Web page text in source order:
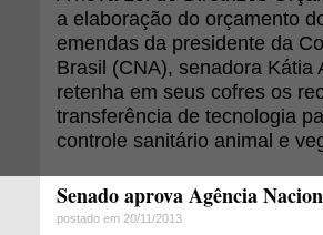
a elaboração do orçamento
emendas da presidente da
Brasil (CNA), senadora
retenha em seus cofres os
transferência de tecnologia
controle sanitário animal e
Senado aprova Agência
postado em 20/11/2013